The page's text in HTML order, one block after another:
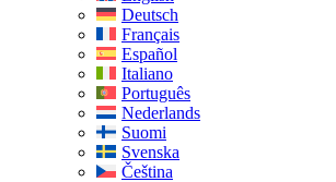
Deutsch
Français
Español
Italiano
Português
Nederlands
Suomi
Svenska
Čeština